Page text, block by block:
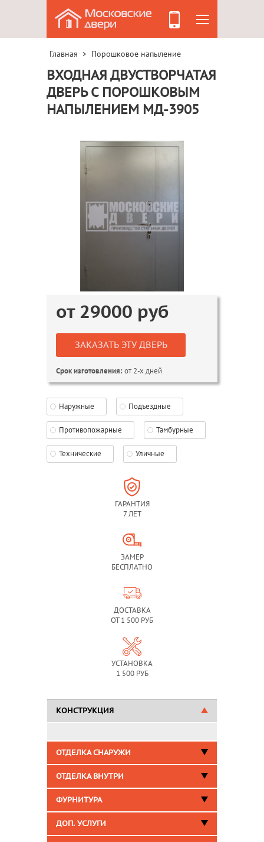
Главная > Порошковое напыление
ВХОДНАЯ ДВУСТВОРЧАТАЯ
ДВЕРЬ С ПОРОШКОВЫМ
НАПЫЛЕНИЕМ МД-3905
от 29000 руб
ЗАКАЗАТЬ ЭТУ ДВЕРЬ
Срок изготовления:от 2-х дней
Наружные Подъездные
Противопожарные Тамбурные
Технические Уличные
ГАРАНТИЯ
7 ЛЕТ
ЗАМЕР
БЕСПЛАТНО
ДОСТАВКА
ОТ 1 500 РУБ
УСТАНОВКА
1 500 РУБ
КОНСТРУКЦИЯ
ОТДЕЛКА СНАРУЖИ
ОТДЕЛКА ВНУТРИ
ФУРНИТУРА
ДОП. УСЛУГИ